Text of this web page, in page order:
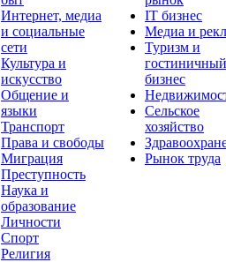
Интернет, медиа
и социальные
сети
Культура и
искусство
Общение и
языки
Транспорт
Права и свободы
Миграция
Преступность
Наука и
образование
Личности
Спорт
Религия
IT бизнес
Медиа и
Туризм и
гостиничный
бизнес
Сельское
хозяйство
Рынок труда